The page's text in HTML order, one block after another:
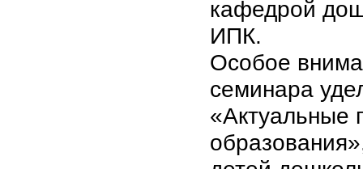
кафедрой
ИПК.
Особое
семинара
«Актуальные